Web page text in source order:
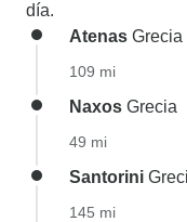
día.
Atenas Grecia
109 mi
Naxos Grecia
49 mi
Santorini
145 mi